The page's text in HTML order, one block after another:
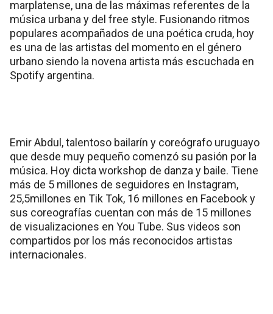
marplatense, una de las máximas referentes de la
música urbana y del free style. Fusionando ritmos
populares acompañados de una poética cruda, hoy
es una de las artistas del momento en el género
urbano siendo la novena artista más escuchada en
Spotify argentina.
Emir Abdul, talentoso bailarín y coreógrafo uruguayo
que desde muy pequeño comenzó su pasión por la
música. Hoy dicta workshop de danza y baile. Tiene
más de 5 millones de seguidores en Instagram,
25,5millones en Tik Tok, 16 millones en Facebook y
sus coreografías cuentan con más de 15 millones
de visualizaciones en You Tube. Sus videos son
compartidos por los más reconocidos artistas
internacionales.